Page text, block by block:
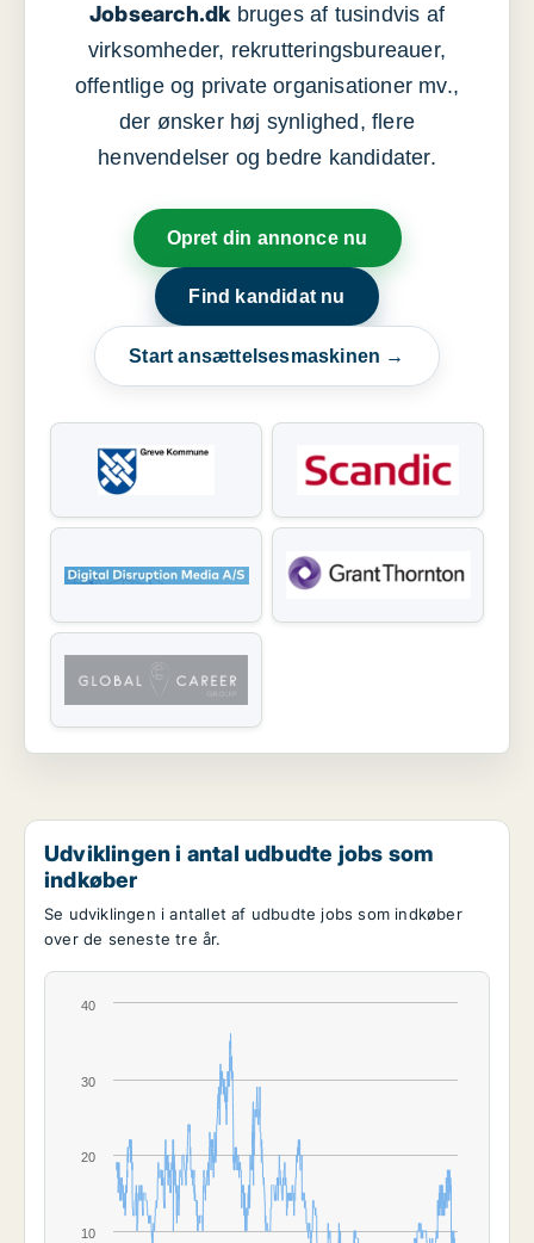
Jobsearch.dkbruges af tusindvis af
virksomheder, rekrutteringsbureauer,
offentlige og private organisationer mv.,
der ønsker høj synlighed, flere
henvendelser og bedre kandidater.
Opret din annonce nu
Find kandidat nu
Start ansættelsesmaskinen →
Udviklingen i antal udbudte jobs som
indkøber
Se udviklingen i antallet af udbudte jobs som indkøber
over de seneste tre år.
10
20
30
40